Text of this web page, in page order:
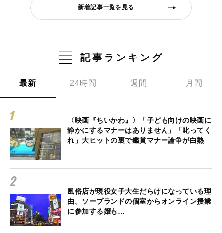
新着記事一覧を見る
記事ランキング
最新 24時間 週間 月間
〈映画『ちいかわ』〉「子ども向けの映画に
静かにするマナーはありません」「叱ってく
れ」大ヒットの裏で鑑賞マナー論争が白熱
風俗店が現役女子大生だらけになっている理
由。ソープランドの個室からオンライン授業
に参加する嬢も…